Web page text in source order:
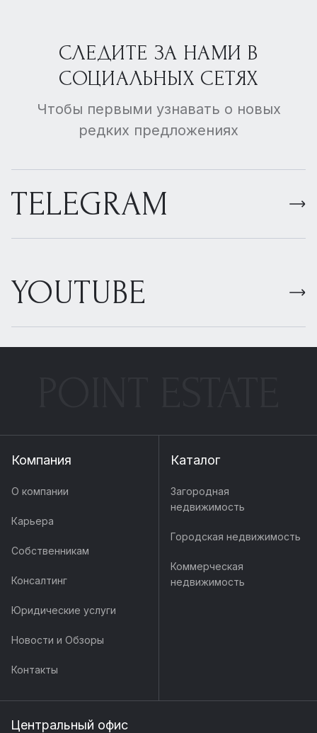
СЛЕДИТЕ ЗА НАМИ В
СОЦИАЛЬНЫХ СЕТЯХ
Чтобы первыми узнавать о новых
редких предложениях
TELEGRAM
YOUTUBE
Компания
О компании
Карьера
Собственникам
Консалтинг
Юридические услуги
Новости и Обзоры
Контакты
Каталог
Загородная
недвижимость
Городская недвижимость
Коммерческая
недвижимость
Центральный офис